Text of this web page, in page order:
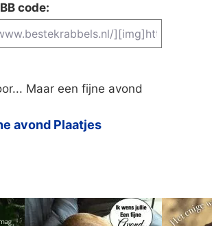
BB code:
Maar een fijne avond
avond Plaatjes